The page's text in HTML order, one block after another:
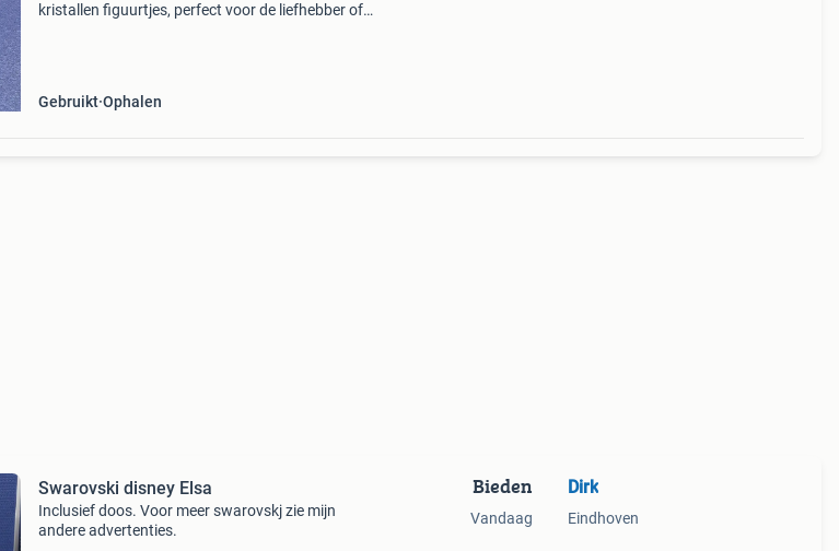
kristallen figuurtjes, perfect voor de liefhebber of
Gebruikt Ophalen
Swarovski disney Elsa
Inclusief doos. Voor meer swarovskj zie mijn
andere advertenties.
Bieden
Vandaag
Dirk
Eindhoven